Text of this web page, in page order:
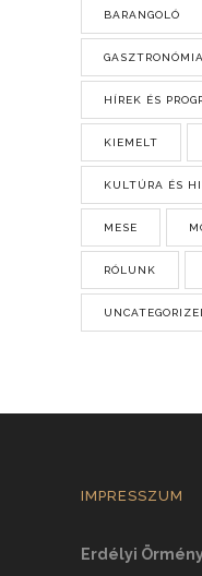
BARANGOLÓ
GASZTRONÓMIA
HÍREK ÉS
KIEMELT
KULTÚRA ÉS
MESE
RÓLUNK
IMPRESSZUM
Erdélyi